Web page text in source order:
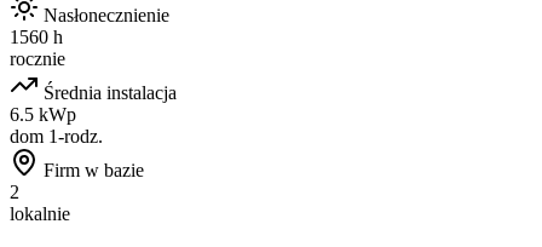
Nasłonecznienie
1560 h
rocznie
Średnia instalacja
6.5 kWp
dom 1-rodz.
Firm w bazie
2
lokalnie